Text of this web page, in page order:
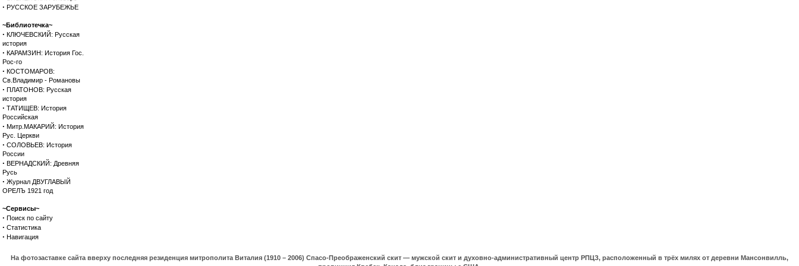
· РУССКОЕ ЗАРУБЕЖЬЕ
~Библиотечка~
· КЛЮЧЕВСКИЙ: Русская
история
· КАРАМЗИН: История Гос.
Рос-го
· КОСТОМАРОВ:
Св.Владимир - Романовы
· ПЛАТОНОВ: Русская
история
· ТАТИЩЕВ: История
Российская
· Митр.МАКАРИЙ: История
Рус. Церкви
· СОЛОВЬЕВ: История
России
· ВЕРНАДСКИЙ: Древняя
Русь
· Журнал ДВУГЛАВЫЙ
ОРЕЛЪ 1921 год
~Сервисы~
· Поиск по сайту
· Статистика
· Навигация
На фотозаставке сайта вверху последняя резиденция митрополита Виталия (1910 – 2006) Спасо-Преображенский скит — мужской скит и духовно-административный центр РПЦЗ, расположенный в трёх милях от деревни Мансонвилль,